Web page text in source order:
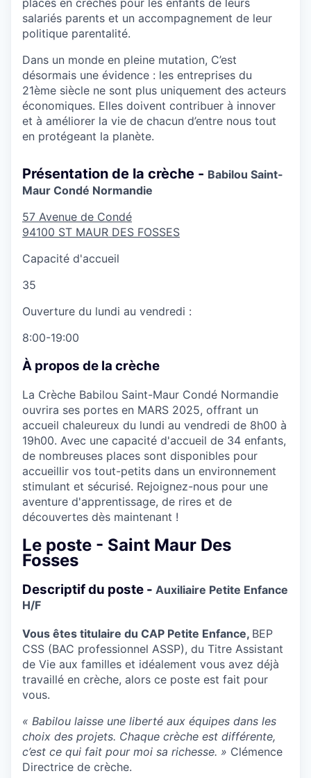
places en crèches pour les enfants de leurs
salariés parents et un accompagnement de leur
politique parentalité.
Dans un monde en pleine mutation, C’est
désormais une évidence : les entreprises du
21ème siècle ne sont plus uniquement des acteurs
économiques. Elles doivent contribuer à innover
et à améliorer la vie de chacun d’entre nous tout
en protégeant la planète.
Présentation de la crèche - Babilou Saint-
Maur Condé Normandie
57 Avenue de Condé
94100 ST MAUR DES FOSSES
Capacité d'accueil
35
Ouverture du lundi au vendredi :
8:00-19:00
À propos de la crèche
La Crèche Babilou Saint-Maur Condé Normandie
ouvrira ses portes en MARS 2025, offrant un
accueil chaleureux du lundi au vendredi de 8h00 à
19h00. Avec une capacité d'accueil de 34 enfants,
de nombreuses places sont disponibles pour
accueillir vos tout-petits dans un environnement
stimulant et sécurisé. Rejoignez-nous pour une
aventure d'apprentissage, de rires et de
découvertes dès maintenant !
Le poste - Saint Maur Des
Fosses
Descriptif du poste - Auxiliaire Petite Enfance
H/F
Vous êtes titulaire du CAP Petite Enfance, BEP
CSS (BAC professionnel ASSP), du Titre Assistant
de Vie aux familles et idéalement vous avez déjà
travaillé en crèche, alors ce poste est fait pour
vous.
« Babilou laisse une liberté aux équipes dans les
choix des projets. Chaque crèche est différente,
c’est ce qui fait pour moi sa richesse. » Clémence
Directrice de crèche.